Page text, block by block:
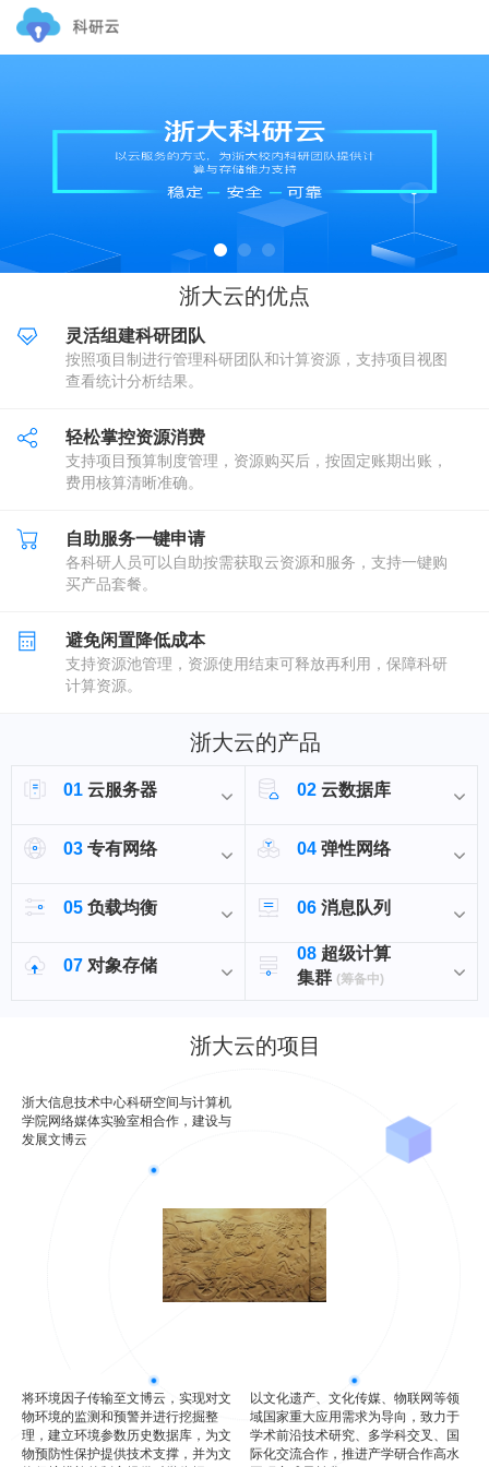
浙大云的优点
灵活组建科研团队
按照项目制进行管理科研团队和计算资源，支持项目视图
查看统计分析结果。
轻松掌控资源消费
支持项目预算制度管理，资源购买后，按固定账期出账，
费用核算清晰准确。
自助服务一键申请
各科研人员可以自助按需获取云资源和服务，支持一键购
买产品套餐。
避免闲置降低成本
支持资源池管理，资源使用结束可释放再利用，保障科研
计算资源。
浙大云的产品
01 云服务器
03 专有网络
05 负载均衡
07 对象存储
02 云数据库
04 弹性网络
06 消息队列
08 超级计算
集群 (筹备中)
浙大云的项目
浙大信息技术中心科研空间与计算机
学院网络媒体实验室相合作，建设与
发展文博云
将环境因子传输至文博云，实现对文
物环境的监测和预警并进行挖掘整
理，建立环境参数历史数据库，为文
物预防性保护提供技术支撑，并为文
以文化遗产、文化传媒、物联网等领
域国家重大应用需求为导向，致力于
学术前沿技术研究、多学科交叉、国
际化交流合作，推进产学研合作高水